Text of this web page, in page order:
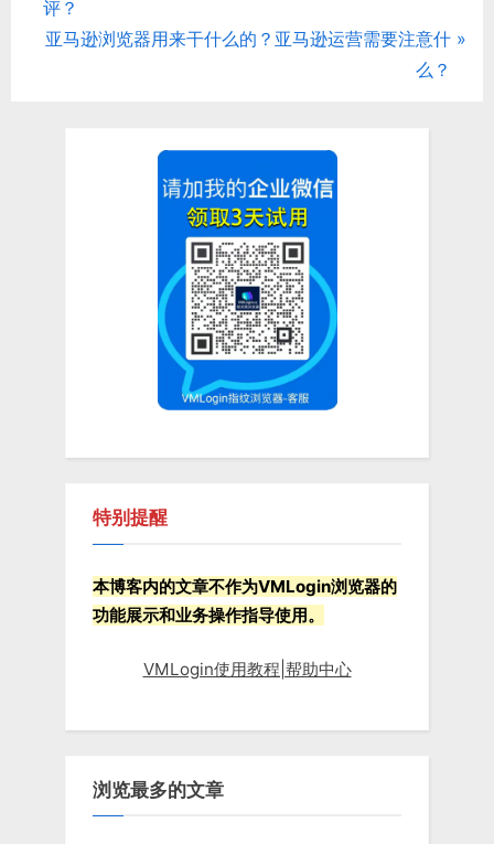
章
r
e
评？
N
亚马逊浏览器用来干什么的？亚马逊运营需要注意什
么？
特别提醒
本博客内的文章不作为VMLogin浏览器的
功能展示和业务操作指导使用。
VMLogin使用教程|帮助中心
浏览最多的文章